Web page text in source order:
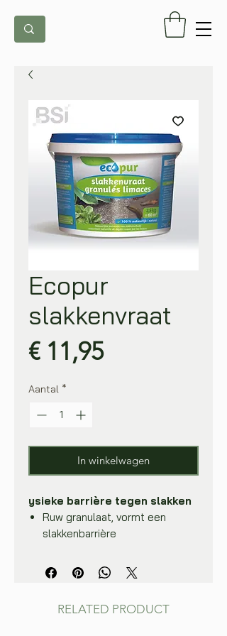
Ecopur
slakkenvraat
€ 11,95Prijs
Aantal *
In winkelwagen
ysieke barrière tegen slakken
Ruw granulaat, vormt een
slakkenbarrière
brede strook rond planten
RELATED PRODUCT